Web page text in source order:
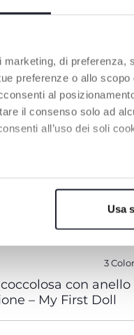
di
preferenze o allo
al
il consenso solo ad
all’uso dei soli
Usa
3
con anello
– My First Doll